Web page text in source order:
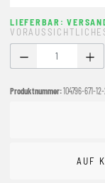
LIEFERBAR:
Produkt Anzahl:
Produktnummer:104796-671-
AUF